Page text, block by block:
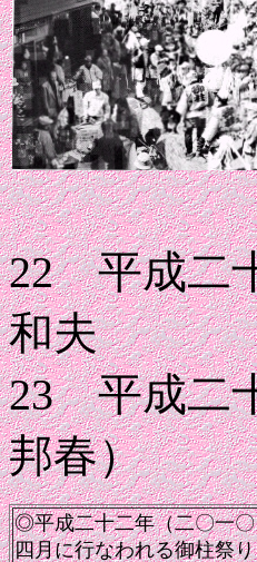
22 平成
和夫
23 平成
邦春）
◎平成二十二年（二〇一
四月に行なわれる御柱祭り